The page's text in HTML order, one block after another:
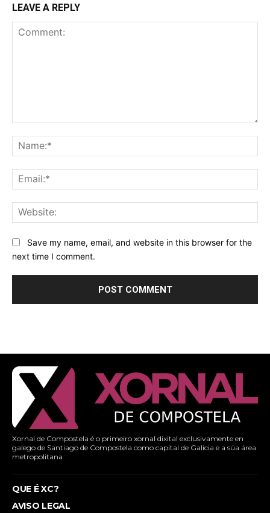
LEAVE A REPLY
Save my name, email, and website in this browser for the
next time I comment.
Xornal de Compostela é o primeiro xornal dixital exclusivamente en
galego de Santiago de Compostela como capital de Galicia e a súa área
metropolitana
QUE É XC?
AVISO LEGAL